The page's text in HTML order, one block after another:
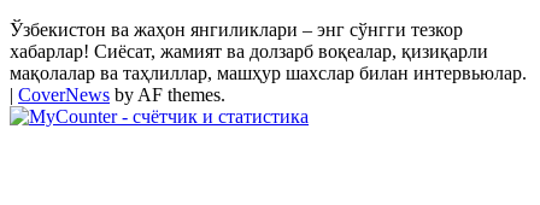
Ўзбекистон ва жаҳон янгиликлари – энг сўнгги тезкор
хабарлар! Сиёсат, жамият ва долзарб воқеалар, қизиқарли
мақолалар ва таҳлиллар, машҳур шахслар билан интервьюлар.
| CoverNews by AF themes.